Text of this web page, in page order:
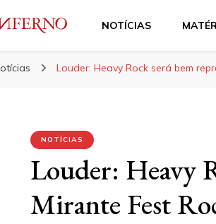
Inferno
NOTÍCIAS
Louder: Heavy Rock será bem
NOTÍCIAS
Louder: Heavy
Mirante Fest